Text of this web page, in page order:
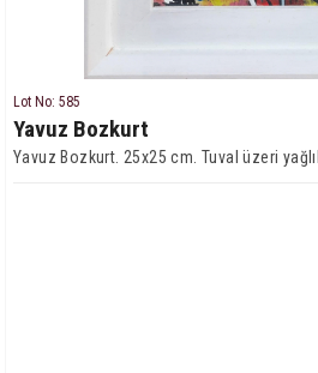
Lot No: 585
Yavuz Bozkurt
Yavuz Bozkurt. 25x25 cm. Tuval üzeri